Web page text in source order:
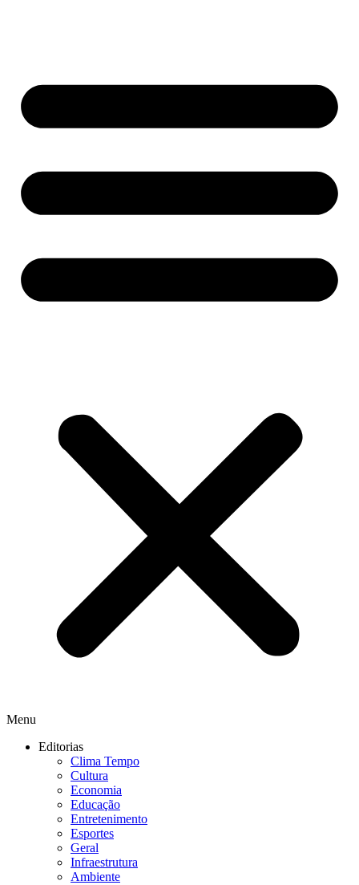
Menu
Editorias
Clima Tempo
Cultura
Economia
Educação
Entretenimento
Esportes
Geral
Infraestrutura
Ambiente